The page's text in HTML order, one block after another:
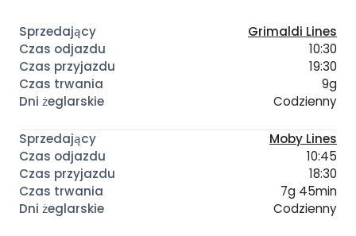
Grimaldi Lines
10:30
19:30
9g
Codzienny
Moby Lines
10:45
18:30
7g 45min
Codzienny